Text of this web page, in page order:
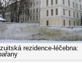
rezidence-léčebna: